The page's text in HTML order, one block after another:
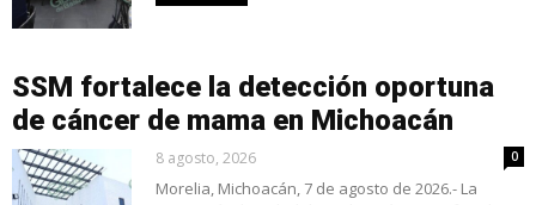
SSM fortalece la detección oportuna
de cáncer de mama en Michoacán
8 agosto, 2026 0
Morelia, Michoacán, 7 de agosto de 2026.- La